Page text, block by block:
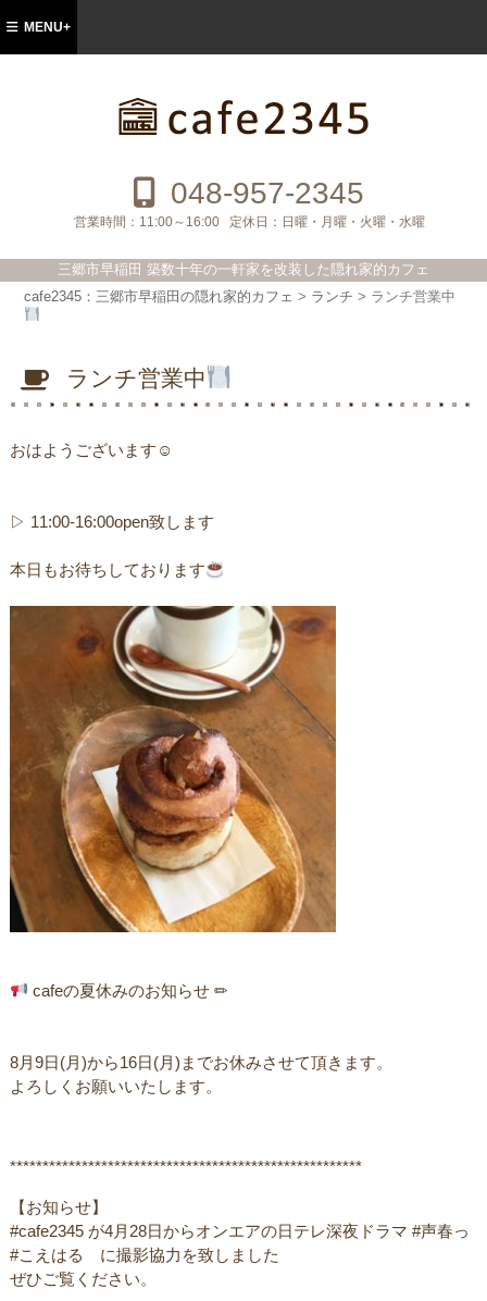
ェ
048-957-2345
営業時間： 11:00～16:00 定休日： 日曜・月曜・火曜・水曜
三郷市早稲田 築数十年の一軒家を改装した隠れ家的カフェ
MENU+
cafe2345：三郷市早稲田の隠れ家的カフェ > ランチ > ランチ営業中
ランチ営業中
おはようございます☺︎
▷ 11:00-16:00open致します
本日もお待ちしております
cafeの夏休みのお知らせ ✏︎
8月9日(月)から16日(月)までお休みさせて頂きます。
よろしくお願いいたします。
******************************************************
【お知らせ】
#cafe2345 が4月28日からオンエアの日テレ深夜ドラマ #声春っ
#こえはる に撮影協力を致しました
ぜひご覧ください。